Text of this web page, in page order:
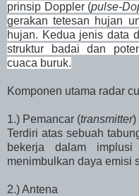
prinsip Doppler (pulse-
gerakan tetesan hujan
hujan. Kedua jenis data
struktur badai dan
cuaca buruk.
Komponen utama radar
1.) Pemancar (transmitter)
Terdiri atas sebuah
bekerja dalam
menimbulkan daya emisi
2.) Antena